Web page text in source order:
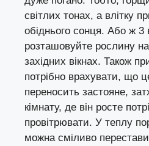
світлих тонах, а влітку
обіднього сонця. Або ж 3
розташовуйте рослину
західних вікнах. Також
потрібно врахувати, що
переносить застояне,
кімнату, де він росте
провітрювати. У теплу
можна сміливо